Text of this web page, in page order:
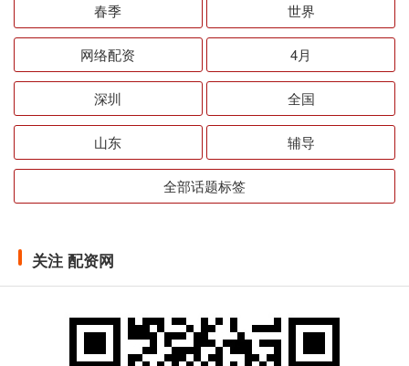
春季 世界
网络配资 4月
深圳 全国
山东 辅导
全部话题标签
关注 配资网